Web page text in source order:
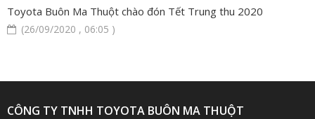
Toyota Buôn Ma Thuột chào đón Tết Trung thu 2020
(26/09/2020 , 06:05 )
CÔNG TY TNHH TOYOTA BUÔN MA THUỘT